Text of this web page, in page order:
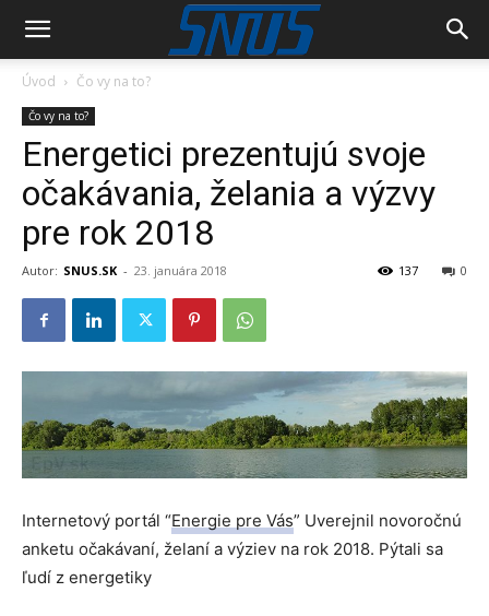
Úvod Čo vy na to?
Čo vy na to?
Energetici prezentujú svoje
očakávania, želania a výzvy
pre rok 2018
Autor: SNUS.SK - 23. januára 2018 0
137
Internetový portál “Energie pre Vás” Uverejnil novoročnú
anketu očakávaní, želaní a výziev na rok 2018. Pýtali sa
ľudí z energetiky